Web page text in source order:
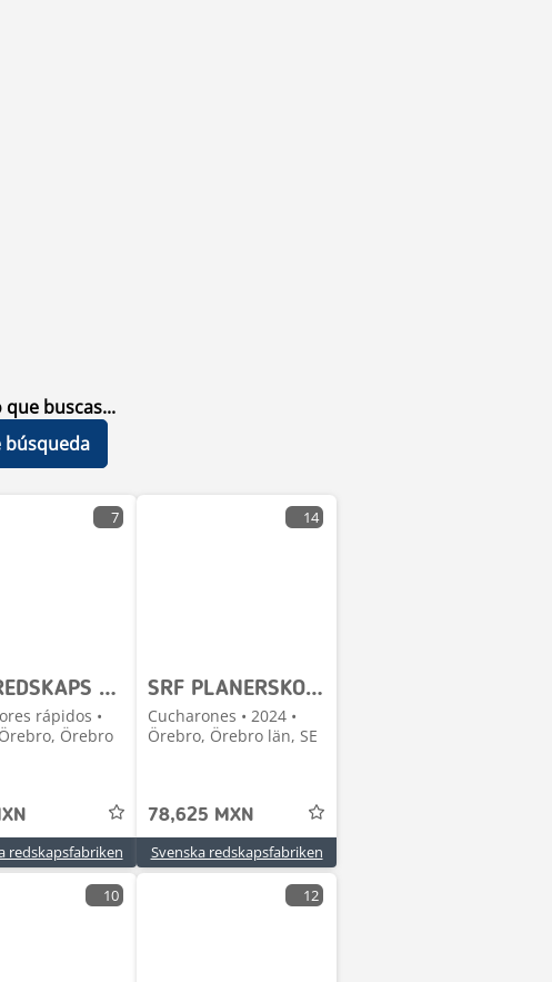
buscas...
búsqueda
7
SRF REDSKAPS - SVETSFÄSTEN - BÄST PRIS!
rápidos •
Örebro
redskapsfabriken
14
SRF PLANERSKOPA OCH PALLGAFFLAR - PAKETPRIS
Cucharones • 2024 •
Örebro, Örebro län, SE
78,625 MXN
Svenska redskapsfabriken
10 12